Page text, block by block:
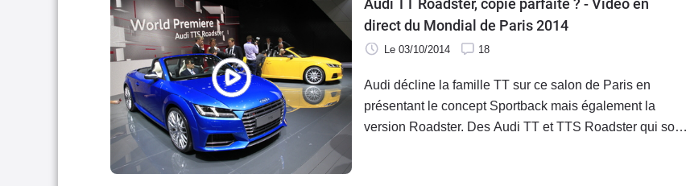
Audi TT Roadster, copie parfaite ? - Vidéo en
direct du Mondial de Paris 2014
Le 03/10/2014 18
Audi décline la famille TT sur ce salon de Paris en
présentant le concept Sportback mais également la
version Roadster. Des Audi TT et TTS Roadster qui sont